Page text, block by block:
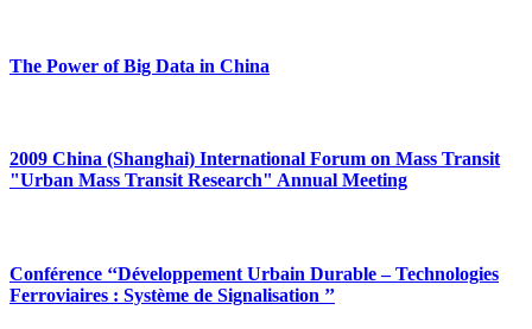
The Power of Big Data in China
2009 China (Shanghai) International Forum on Mass Transit
"Urban Mass Transit Research" Annual Meeting
Conférence ‘‘Développement Urbain Durable – Technologies
Ferroviaires : Système de Signalisation ’’